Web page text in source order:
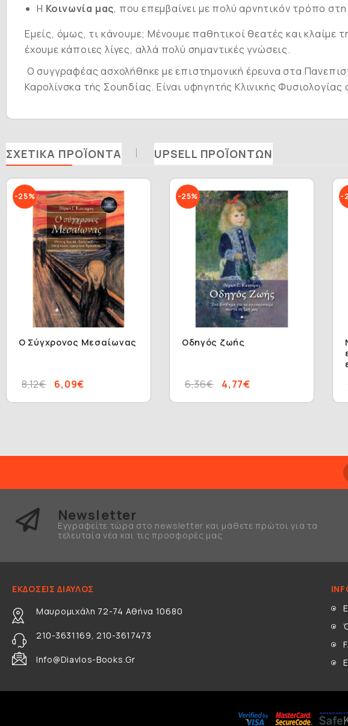
Η Κοινωνία μας, που επεμβαίνει με πολύ αρνητικόν τρόπο
Εμείς, όμως, τι κάνουμε; Μένουμε παθητικοί θεατές και
έχουμε κάποιες λίγες, αλλά πολύ σημαντικές γνώσεις.
Ο συγγραφέας ασχολήθηκε με επιστημονική έρευνα στα
Καρολίνσκα τής Σουηδίας. Είναι υφηγητής Κλινικής
ΣΧΕΤΙΚΆ ΠΡΟΪΌΝΤΑ UPSELL ΠΡΟΪΌΝΤΩΝ
-25%
Ο Σύγχρονος Μεσαίωνας
6,09€
8,12€
-25%
Οδηγός ζωής
4,77€
6,36€
-
Newsletter
Εγγραφείτε τώρα στο newsletter και μάθετε πρώτοι για τα
τελευταία νέα και τις προσφορές μας
ΕΚΔΟΣΕΙΣ ΔΙΑΥΛΟΣ
Μαυρομιχάλη 72-74 Αθήνα 10680
210-3631169, 210-3617473
Info@diavlos-Books.gr